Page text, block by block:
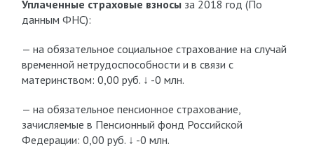
Уплаченные страховые взносыза 2018 год (По
данным ФНС):
— на обязательное социальное страхование на случай
временной нетрудоспособности и в связи с
материнством: 0,00 руб. ↓ -0 млн.
— на обязательное пенсионное страхование,
зачисляемые в Пенсионный фонд Российской
Федерации: 0,00 руб. ↓ -0 млн.